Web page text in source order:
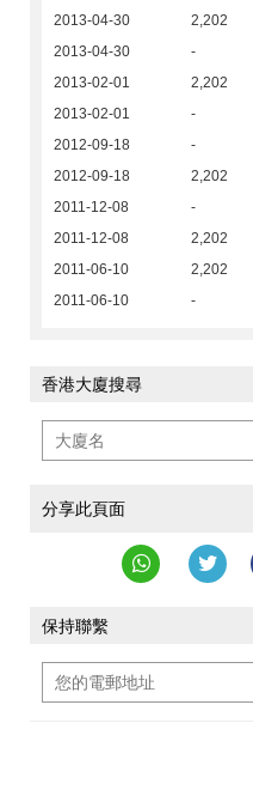
2013-04-30
2,202
2013-04-30
-
2013-02-01
2,202
2013-02-01
-
2012-09-18
-
2012-09-18
2,202
2011-12-08
-
2011-12-08
2,202
2011-06-10
2,202
2011-06-10
-
香港大廈搜尋
分享此頁面
保持聯繫